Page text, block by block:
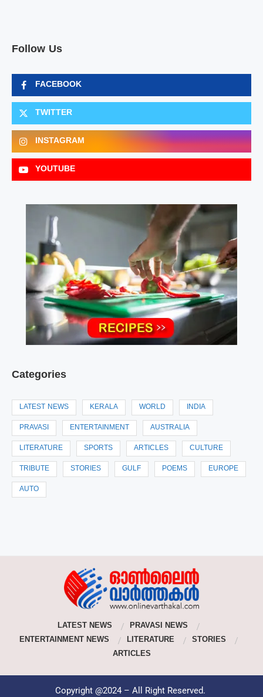
Follow Us
FACEBOOK
TWITTER
INSTAGRAM
YOUTUBE
Categories
LATEST NEWS KERALA WORLD INDIA
PRAVASI ENTERTAINMENT AUSTRALIA
LITERATURE SPORTS ARTICLES CULTURE
TRIBUTE STORIES GULF POEMS EUROPE
AUTO
LATEST NEWS
PRAVASI NEWS
ENTERTAINMENT NEWS
LITERATURE
STORIES
ARTICLES
Copyright @2024 – All Right Reserved.